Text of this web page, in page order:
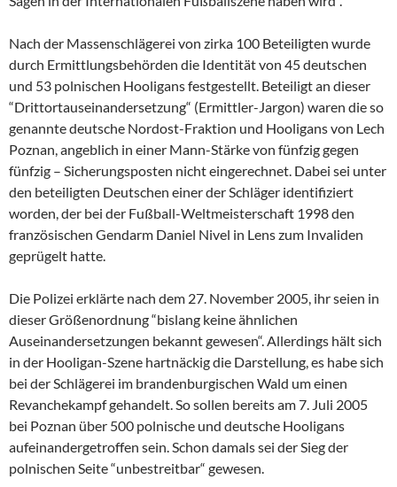
Nach der Massenschlägerei von zirka 100 Beteiligten wurde
durch Ermittlungsbehörden die Identität von 45 deutschen
und 53 polnischen Hooligans festgestellt. Beteiligt an dieser
“Drittortauseinandersetzung“ (Ermittler-Jargon) waren die so
genannte deutsche Nordost-Fraktion und Hooligans von Lech
Poznan, angeblich in einer Mann-Stärke von fünfzig gegen
fünfzig – Sicherungsposten nicht eingerechnet. Dabei sei unter
den beteiligten Deutschen einer der Schläger identifiziert
worden, der bei der Fußball-Weltmeisterschaft 1998 den
französischen Gendarm Daniel Nivel in Lens zum Invaliden
geprügelt hatte.
Die Polizei erklärte nach dem 27. November 2005, ihr seien in
dieser Größenordnung “bislang keine ähnlichen
Auseinandersetzungen bekannt gewesen“. Allerdings hält sich
in der Hooligan-Szene hartnäckig die Darstellung, es habe sich
bei der Schlägerei im brandenburgischen Wald um einen
Revanchekampf gehandelt. So sollen bereits am 7. Juli 2005
bei Poznan über 500 polnische und deutsche Hooligans
aufeinandergetroffen sein. Schon damals sei der Sieg der
polnischen Seite “unbestreitbar“ gewesen.